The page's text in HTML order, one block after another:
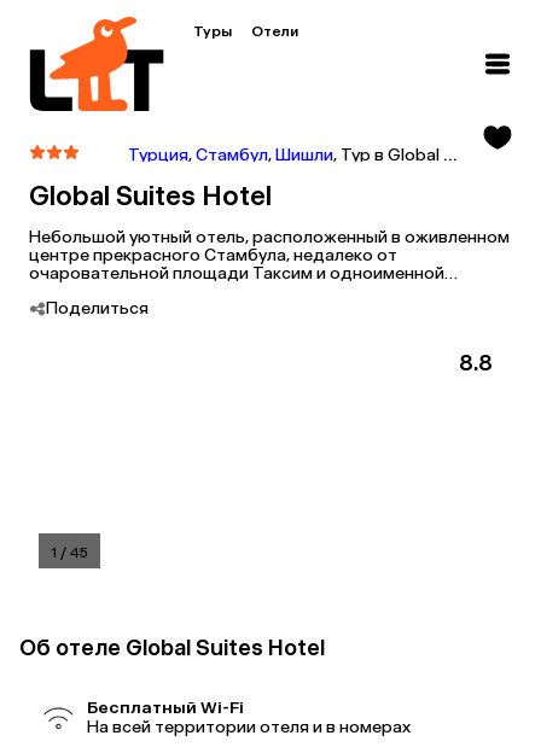
Туры Отели
Турция,Стамбул,Шишли, Тур в Global Suites Hotel
Global Suites Hotel
Небольшой уютный отель, расположенный в оживленном
центре прекрасного Стамбула, недалеко от
очаровательной площади Таксим и одноименной
пешеходной торговой улицы Истикляль.
Поделиться
8.8
1 / 45
Об отеле Global Suites Hotel
Бесплатный Wi-Fi
На всей территории отеля и в номерах